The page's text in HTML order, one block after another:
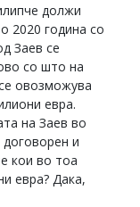
должи
2020 година со
Заев се
со што на
овозможува
евра.
на Заев во
и
кои во тоа
евра? Дака,